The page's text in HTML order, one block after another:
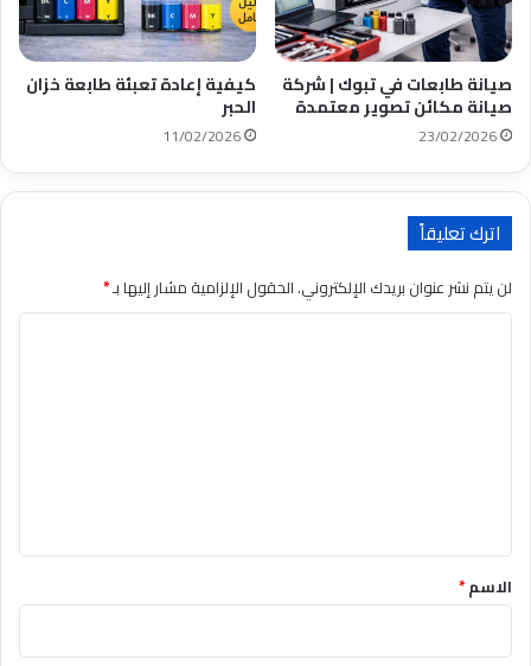
صيانة طابعات في تبوك | شركة
صيانة مكائن تصوير معتمدة
23/02/2026
كيفية إعادة تعبئة طابعة خزان
الحبر
11/02/2026
اترك تعليقاً
لن يتم نشر عنوان بريدك الإلكتروني.الحقول الإلزامية مشار إليها بـ*
*الاسم*